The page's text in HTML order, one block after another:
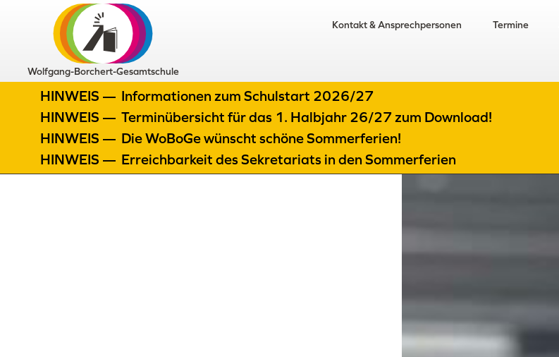
Wolfgang-Borchert-Gesamtschule
Kontakt & Ansprechpersonen Termine
HINWEIS — Informationen zum Schulstart 2026/27
HINWEIS — Terminübersicht für das 1. Halbjahr 26/27 zum Download!
HINWEIS — Die WoBoGe wünscht schöne Sommerferien!
HINWEIS — Erreichbarkeit des Sekretariats in den Sommerferien